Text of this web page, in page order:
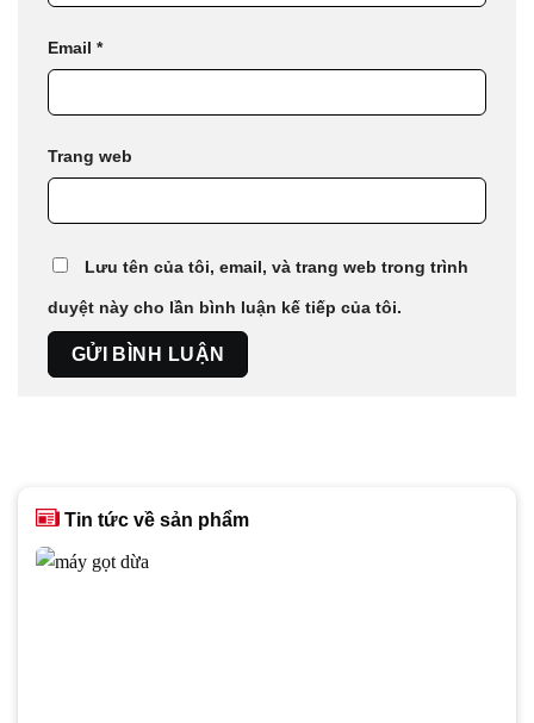
Email *
Trang web
Lưu tên của tôi, email, và trang web trong trình
duyệt này cho lần bình luận kế tiếp của tôi.
Tin tức về sản phẩm